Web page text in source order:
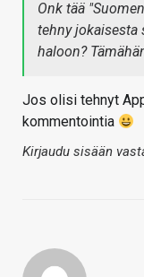
Onk tää
tehny jokaisesta
haloon?
Jos olisi tehnyt
kommentointia
Kirjaudu sisään